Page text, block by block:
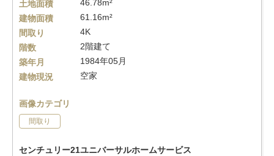
土地面積
46.78m²
建物面積
61.16m²
間取り
4K
階数
2階建て
築年月
1984年05月
建物現況
空家
画像カテゴリ
間取り
センチュリー21ユニバーサルホームサービス